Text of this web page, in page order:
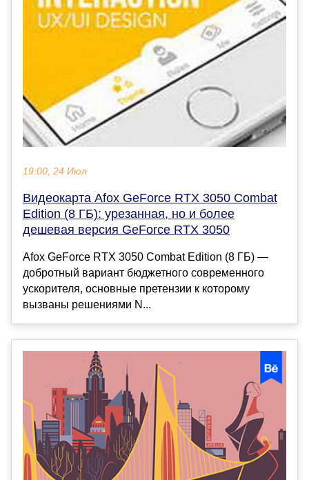
19:00, 24 Июл
Видеокарта Afox GeForce RTX 3050 Combat
Edition (8 ГБ): урезанная, но и более
дешевая версия GeForce RTX 3050
Afox GeForce RTX 3050 Combat Edition (8 ГБ) —
добротный вариант бюджетного современного
ускорителя, основные претензии к которому
вызваны решениями N...